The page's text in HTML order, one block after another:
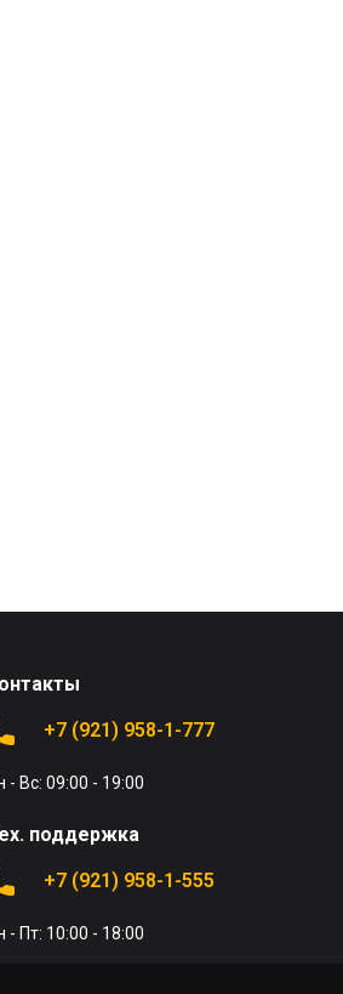
+7 (921) 958-1-777
- Вс: 09:00 - 19:00
поддержка
+7 (921) 958-1-555
- Пт: 10:00 - 18:00